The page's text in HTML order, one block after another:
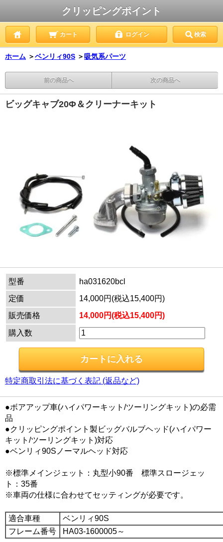
クリッピングポイント
カート ログイン 検索
ホーム ＞ベンリィ90S ＞ 吸気系パーツ
前の商品へ 次の商品へ
ビッグキャブ20Φ＆クリーナーキット
型番
ha031620bcl
定価
14,000円(税込15,400円)
販売価格
14,000円(税込15,400円)
購入数
特定商取引法に基づく表記 (返品など)
●ボアアップ車(ハイパワーキット/ツーリングキット)の必需
品
●クリッピングポイント製ビッグバルブヘッド(ハイパワー
キット/ツーリングキット)対応
●ベンリィ90Sノーマルヘッド対応
※標準メインジェット：丸型小90番 標準スロージェッ
ト：35番
※車両の仕様に合わせてセッティングが必要です。
適合車種
ベンリィ90S
フレーム番号
HA03-1600005～